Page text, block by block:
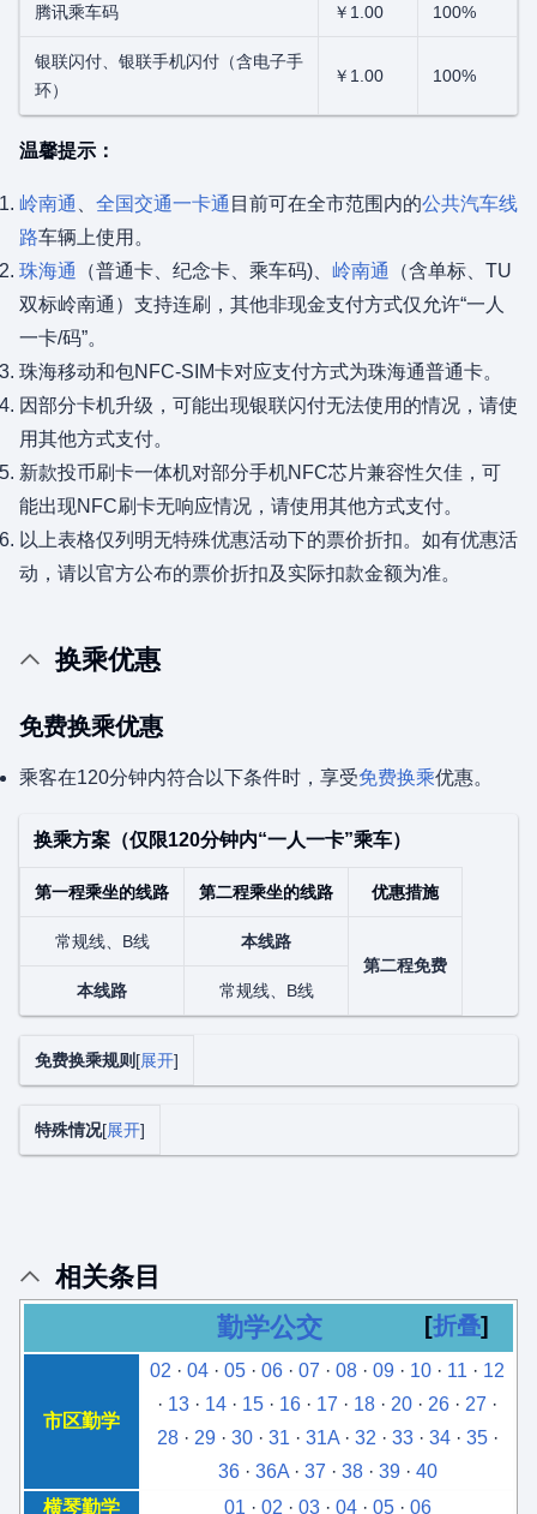
腾讯乘车码 ￥1.00 100%
银联闪付、银联手机闪付（含电子手
环）
￥1.00 100%
温馨提示：
岭南通 全国交通一卡通 目前可在全市范围内的公共汽车线
路车辆上使用。
珠海通
（普通卡、纪念卡、乘车码)、 岭南通
（含单标、TU
双标岭南通）支持连刷，其他非现金支付方式仅允许“一人
一卡/码”。
珠海移动和包NFC-SIM卡对应支付方式为珠海通普通卡。
因部分卡机升级，可能出现银联闪付无法使用的情况，请使
用其他方式支付。
新款投币刷卡一体机对部分手机NFC芯片兼容性欠佳，可
能出现NFC刷卡无响应情况，请使用其他方式支付。
以上表格仅列明无特殊优惠活动下的票价折扣。如有优惠活
动，请以官方公布的票价折扣及实际扣款金额为准。
换乘优惠
免费换乘优惠
乘客在120分钟内符合以下条件时，享受免费换乘优惠。
换乘方案（仅限120分钟内“一人一卡”乘车）
第一程乘坐的线路 第二程乘坐的线路 优惠措施
常规线、B线
本线路
第二程免费
本线路
常规线、B线
展开
免费换乘规则
展开
特殊情况
相关条目
折叠
勤学公交
市区勤学
02 · 04 · 05 · 06 · 07 · 08 · 09 · 10 · 11 · 12
· 13 · 14 · 15 · 16 · 17 · 18 · 20 · 26 · 27 ·
28· 29· 30· 31 · 31A· 32 · 33· 34· 35·
36· 36A· 37 · 38· 39· 40
横琴勤学
01 · 02 · 03· 04· 05· 06